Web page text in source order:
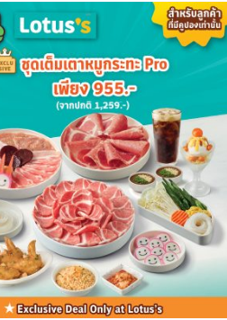
ฮีลใจหลังช้อป ด้วยเต็มเตาหมู
กระทะ
Promotion ไม่มีหมวดหมู่